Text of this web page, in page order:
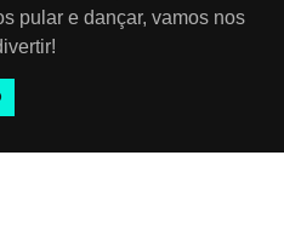
pular e dançar, vamos nos